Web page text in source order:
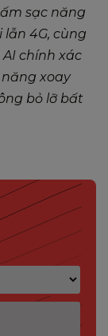
sạc năng
4G, cùng
chính xác
năng xoay
bỏ lỡ bất
AOV tiết
và